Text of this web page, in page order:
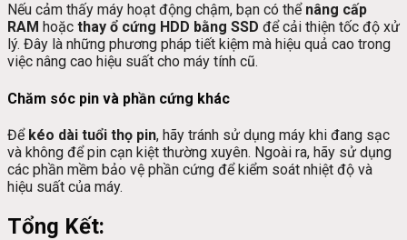
Nếu cảm thấy máy hoạt động chậm, bạn có thể nâng cấp
RAM hoặc thay ổ cứng HDD bằng SSD để cải thiện tốc độ xử
lý. Đây là những phương pháp tiết kiệm mà hiệu quả cao trong
việc nâng cao hiệu suất cho máy tính cũ.
Chăm sóc pin và phần cứng khác
Để kéo dài tuổi thọ pin, hãy tránh sử dụng máy khi đang sạc
và không để pin cạn kiệt thường xuyên. Ngoài ra, hãy sử dụng
các phần mềm bảo vệ phần cứng để kiểm soát nhiệt độ và
hiệu suất của máy.
Tổng Kết: